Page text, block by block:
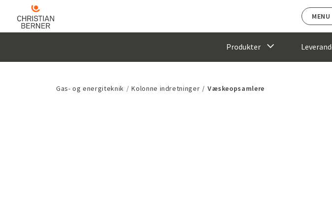
MENU
Produkter
Gas- og energiteknik Kolonne indretninger Væskeopsamlere